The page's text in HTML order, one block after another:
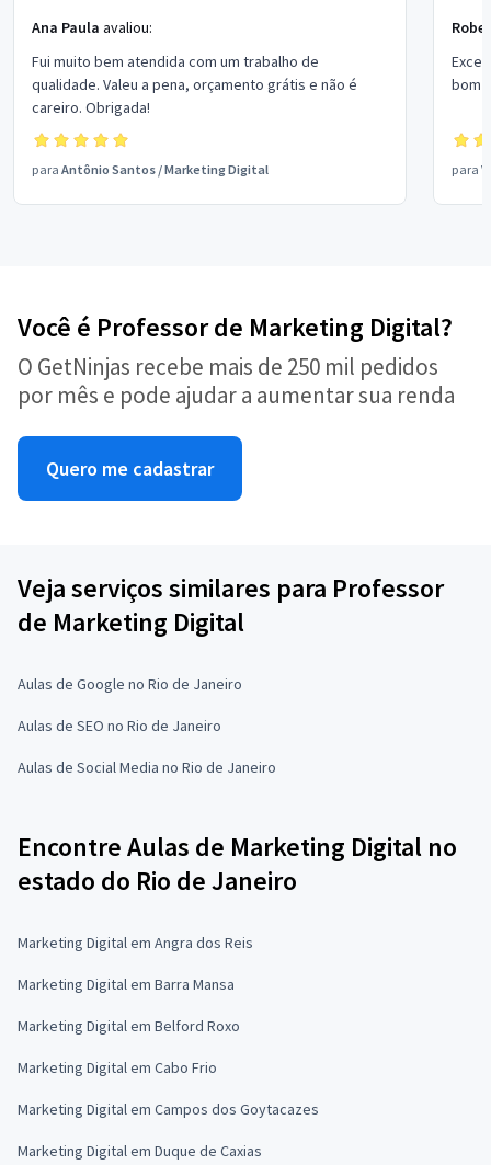
Ana Paula avaliou:
Fui muito bem atendida com um trabalho de
qualidade. Valeu a pena, orçamento grátis e não é
careiro. Obrigada!
para Antônio Santos /Marketing Digital
bom
para
Você é Professor de Marketing Digital?
O GetNinjas recebe mais de 250 mil pedidos
por mês e pode ajudar a aumentar sua renda
Quero me cadastrar
Veja serviços similares para Professor
de Marketing Digital
Aulas de Google no Rio de Janeiro
Aulas de SEO no Rio de Janeiro
Aulas de Social Media no Rio de Janeiro
Encontre Aulas de Marketing Digital no
estado do Rio de Janeiro
Marketing Digital em Angra dos Reis
Marketing Digital em Barra Mansa
Marketing Digital em Belford Roxo
Marketing Digital em Cabo Frio
Marketing Digital em Campos dos Goytacazes
Marketing Digital em Duque de Caxias